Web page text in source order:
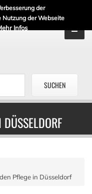
der
Nutzung der Webseite
Infos
Pflege in Düsseldorf